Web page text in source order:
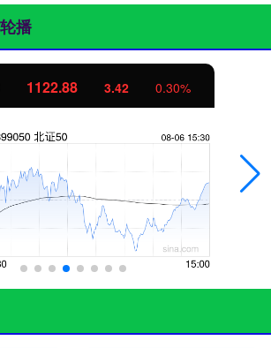
播
1122.88 3.42 0.30%